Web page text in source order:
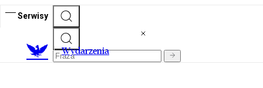
Serwisy
Wydarzenia